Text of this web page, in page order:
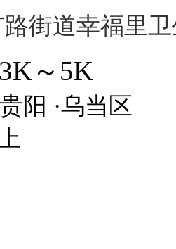
街道幸福里
3K～5K
阳 ·乌当区